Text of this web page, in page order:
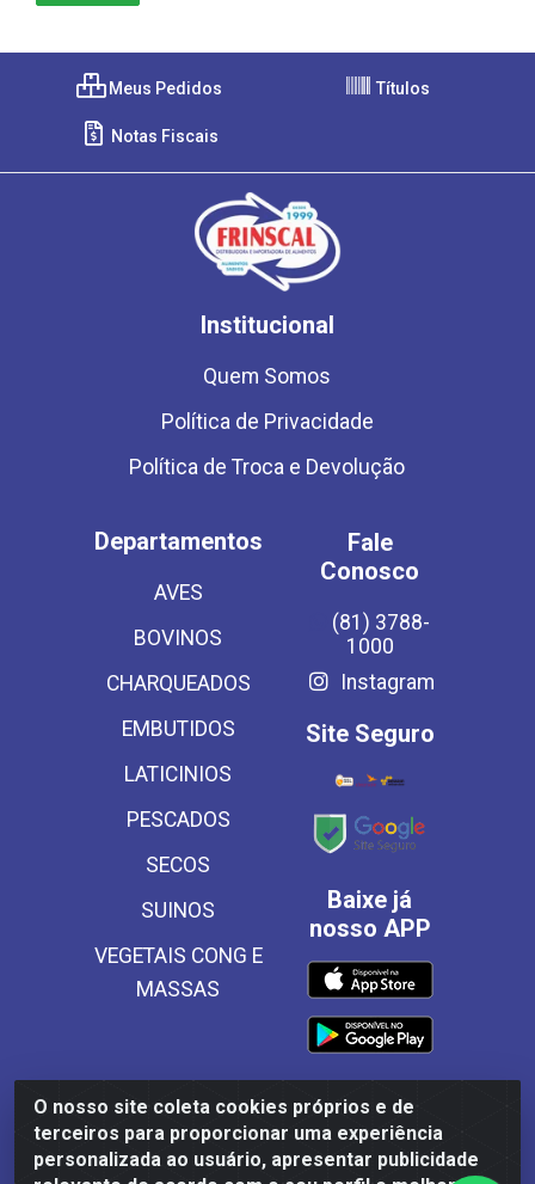
O nosso site coleta cookies próprios e de
terceiros para proporcionar uma experiência
personalizada ao usuário, apresentar publicidade
Meus Pedidos Títulos
Notas Fiscais
Institucional
Quem Somos
Política de Privacidade
Política de Troca e Devolução
Departamentos
AVES
BOVINOS
CHARQUEADOS
EMBUTIDOS
LATICINIOS
PESCADOS
SECOS
SUINOS
VEGETAIS CONG E
MASSAS
Fale
Conosco
(81) 3788-
1000
Instagram
Site Seguro
Baixe já
nosso APP
Frinscal - Distribuidora e Importadora de Alimentos LTDA -
Rodovia BR 101 Sul Km 187, 310 Galpão - Santa Rosa,
Palmares/PE - CEP 55540-000 - CNPJ 03.504.437/0001-50